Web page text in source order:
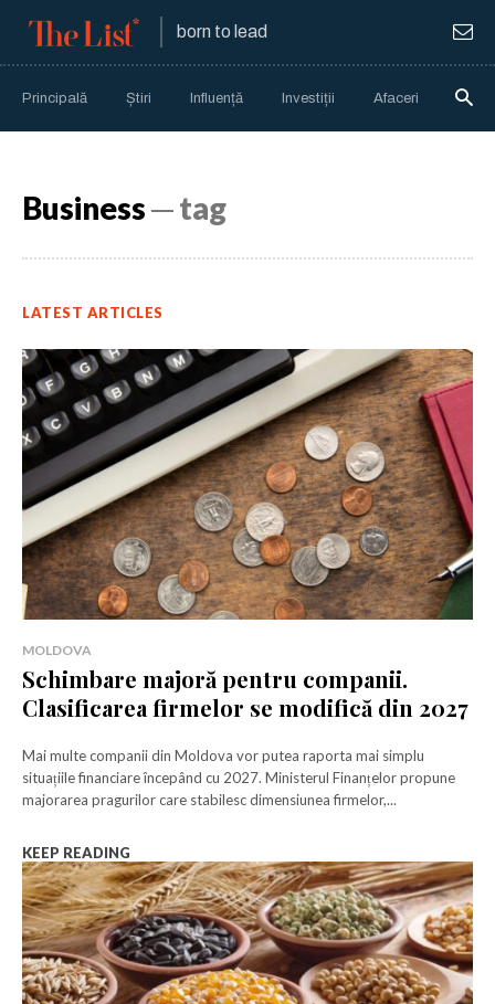
born to lead
Principală Știri Influență Investiții Afaceri
Business─ tag
LATEST ARTICLES
MOLDOVA
Schimbare majoră pentru companii.
Clasificarea firmelor se modifică din 2027
Mai multe companii din Moldova vor putea raporta mai simplu
situațiile financiare începând cu 2027. Ministerul Finanțelor propune
majorarea pragurilor care stabilesc dimensiunea firmelor,...
KEEP READING